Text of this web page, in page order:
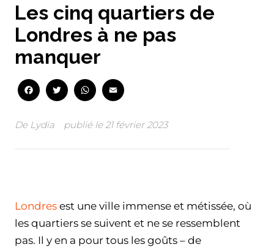
Les cinq quartiers de
Londres à ne pas
manquer
FacebookTwitterWhatsApp
De Lydia publié le 21 février 2023
Londres est une ville immense et métissée, où
les quartiers se suivent et ne se ressemblent
pas. Il y en a pour tous les goûts – de